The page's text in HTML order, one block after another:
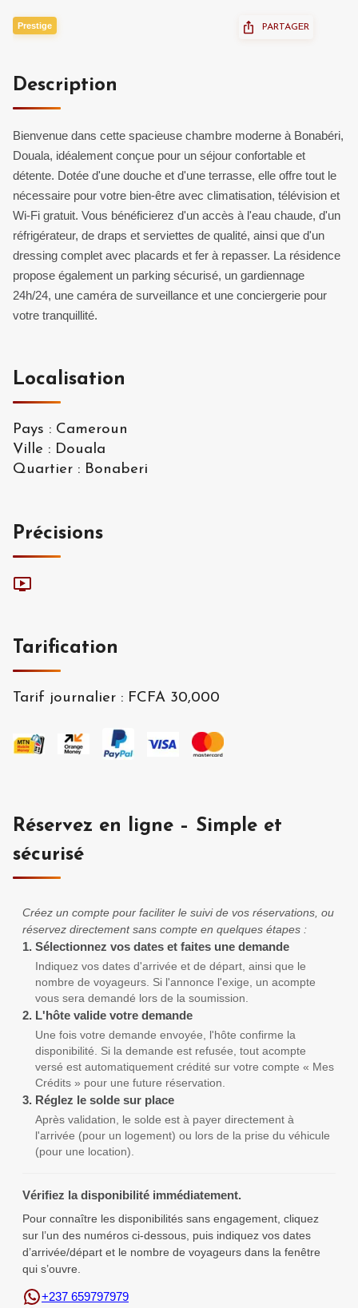
Prestige PARTAGER
Description
Bienvenue dans cette spacieuse chambre moderne à Bonabéri,
Douala, idéalement conçue pour un séjour confortable et
détente. Dotée d'une douche et d'une terrasse, elle offre tout le
nécessaire pour votre bien-être avec climatisation, télévision et
Wi-Fi gratuit. Vous bénéficierez d'un accès à l'eau chaude, d'un
réfrigérateur, de draps et serviettes de qualité, ainsi que d'un
dressing complet avec placards et fer à repasser. La résidence
propose également un parking sécurisé, un gardiennage
24h/24, une caméra de surveillance et une conciergerie pour
votre tranquillité.
Localisation
Pays : Cameroun
Ville : Douala
Quartier : Bonaberi
Précisions
Tarification
Tarif journalier : FCFA 30,000
Réservez en ligne – Simple et
sécurisé
Créez un compte pour faciliter le suivi de vos réservations, ou
réservez directement sans compte en quelques étapes :
1. Sélectionnez vos dates et faites une demande
Indiquez vos dates d'arrivée et de départ, ainsi que le
nombre de voyageurs. Si l'annonce l'exige, un acompte
vous sera demandé lors de la soumission.
2. L'hôte valide votre demande
Une fois votre demande envoyée, l'hôte confirme la
disponibilité. Si la demande est refusée, tout acompte
versé est automatiquement crédité sur votre compte « Mes
Crédits » pour une future réservation.
3. Réglez le solde sur place
Après validation, le solde est à payer directement à
l'arrivée (pour un logement) ou lors de la prise du véhicule
(pour une location).
Vérifiez la disponibilité immédiatement.
Pour connaître les disponibilités sans engagement, cliquez
sur l’un des numéros ci-dessous, puis indiquez vos dates
d’arrivée/départ et le nombre de voyageurs dans la fenêtre
qui s’ouvre.
+237 659797979